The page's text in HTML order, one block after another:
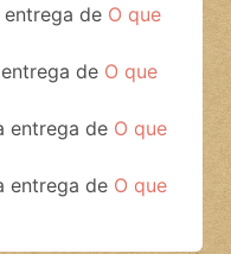
de O que
de O que
entrega de O que
entrega de O que